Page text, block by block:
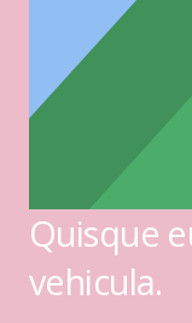
Quisque
vehicula.